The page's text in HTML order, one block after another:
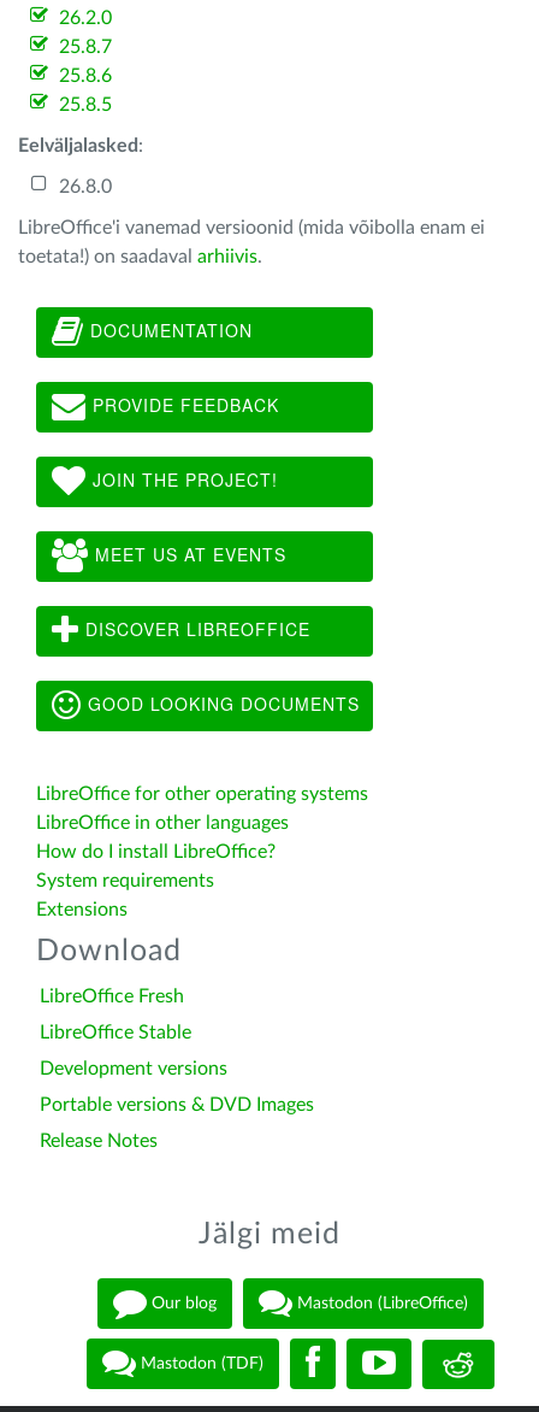
26.2.0
25.8.7
25.8.6
25.8.5
Eelväljalasked :
26.8.0
LibreOffice'i vanemad versioonid (mida võibolla enam ei
toetata!) on saadaval arhiivis.
DOCUMENTATION
PROVIDE FEEDBACK
JOIN THE PROJECT!
MEET US AT EVENTS
DISCOVER LIBREOFFICE
GOOD LOOKING DOCUMENTS
LibreOffice for other operating systems
LibreOffice in other languages
How do I install LibreOffice?
System requirements
Extensions
Download
LibreOffice Fresh
LibreOffice Stable
Development versions
Portable versions & DVD Images
Release Notes
Jälgi meid
Our blog Mastodon (LibreOffice)
Mastodon (TDF)